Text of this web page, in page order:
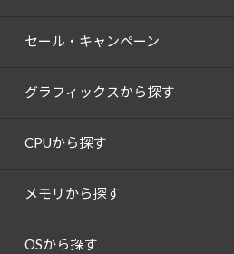
セール・キャンペーン
グラフィックスから探す
CPUから探す
メモリから探す
OSから探す